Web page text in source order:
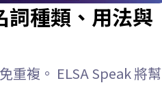
種類、用法與
重複。 ELSA Speak 將幫